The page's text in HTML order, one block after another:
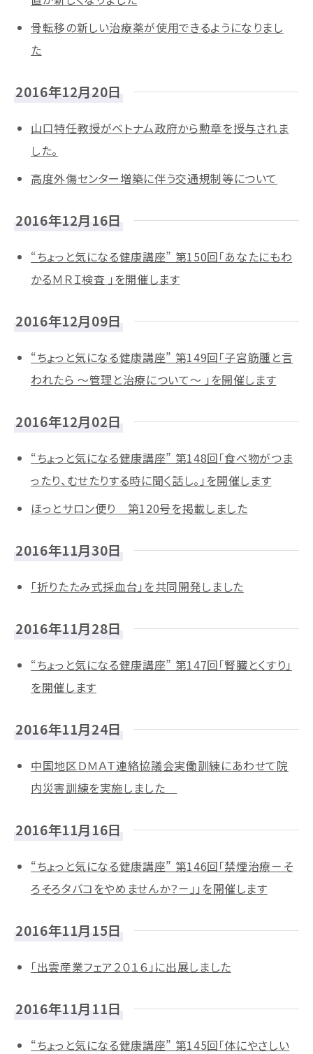
骨転移の新しい治療薬が使用できるようになりまし
た
2016年12月20日
山口特任教授がベトナム政府から勲章を授与されま
した。
高度外傷センター増築に伴う交通規制等について
2016年12月16日
“ちょっと気になる健康講座” 第150回「あなたにもわ
かるＭＲＩ検査 」を開催します
2016年12月09日
“ちょっと気になる健康講座” 第149回「子宮筋腫と言
われたら ～管理と治療について～ 」を開催します
2016年12月02日
“ちょっと気になる健康講座” 第148回「食べ物がつま
ったり、むせたりする時に聞く話し。」を開催します
ほっとサロン便り 第120号を掲載しました
2016年11月30日
「折りたたみ式採血台」を共同開発しました
2016年11月28日
“ちょっと気になる健康講座” 第147回「腎臓とくすり」
を開催します
2016年11月24日
中国地区ＤＭＡＴ連絡協議会実働訓練にあわせて院
内災害訓練を実施しました
2016年11月16日
“ちょっと気になる健康講座” 第146回「禁煙治療－そ
ろそろタバコをやめませんか？－」」を開催します
2016年11月15日
「出雲産業フェア２０１６」に出展しました
2016年11月11日
“ちょっと気になる健康講座” 第145回「体にやさしい